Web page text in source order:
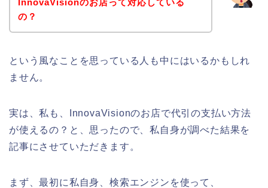
InnovaVisionのお店って対応している
の？
という風なことを思っている人も中にはいるかもしれ
ません。
実は、私も、InnovaVisionのお店で代引の支払い方法
が使えるの？と、思ったので、私自身が調べた結果を
記事にさせていただきます。
まず、最初に私自身、検索エンジンを使って、